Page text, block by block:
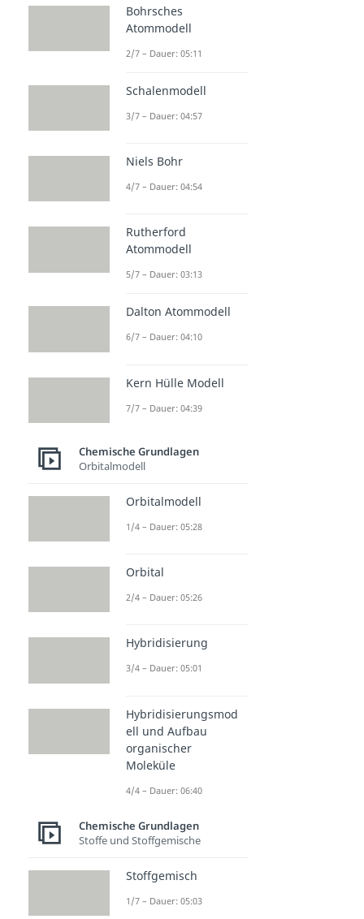
Bohrsches
Atommodell
2/7 – Dauer: 05:11
Schalenmodell
3/7 – Dauer: 04:57
Niels Bohr
4/7 – Dauer: 04:54
Rutherford
Atommodell
5/7 – Dauer: 03:13
Dalton Atommodell
6/7 – Dauer: 04:10
Kern Hülle Modell
7/7 – Dauer: 04:39
Chemische Grundlagen
Orbitalmodell
Orbitalmodell
1/4 – Dauer: 05:28
Orbital
2/4 – Dauer: 05:26
Hybridisierung
3/4 – Dauer: 05:01
Hybridisierungsmod
ell und Aufbau
organischer
Moleküle
4/4 – Dauer: 06:40
Chemische Grundlagen
Stoffe und Stoffgemische
Stoffgemisch
1/7 – Dauer: 05:03